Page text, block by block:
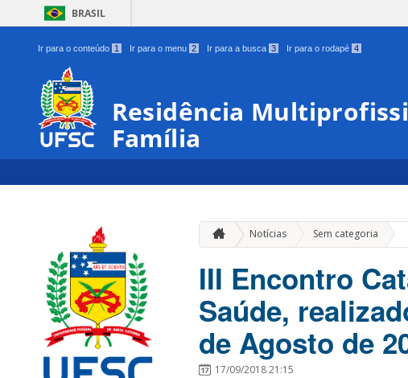
BRASIL
Ir para o conteúdo 1 Ir para o menu 2 Ir para a busca 3 Ir para o rodapé 4
Residência
Família
Notícias Sem categoria »
III Encontro
Saúde,
de Agosto de
17/09/2018 21:15